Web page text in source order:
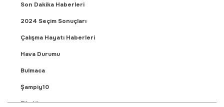
Son Dakika Haberleri
2024 Seçim Sonuçları
Çalışma Hayatı Haberleri
Hava Durumu
Bulmaca
Şampiy10
Fikstür